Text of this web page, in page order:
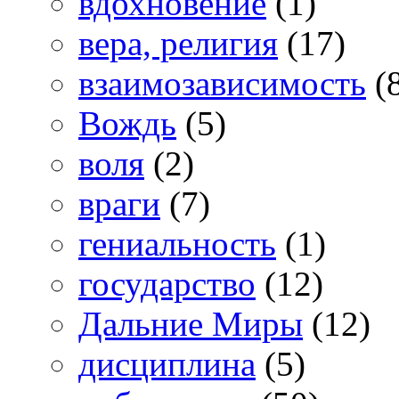
вера, религия (17)
взаимозависимость
Вождь (5)
воля (2)
враги (7)
гениальность (1)
государство (12)
Дальние Миры (12)
дисциплина (5)